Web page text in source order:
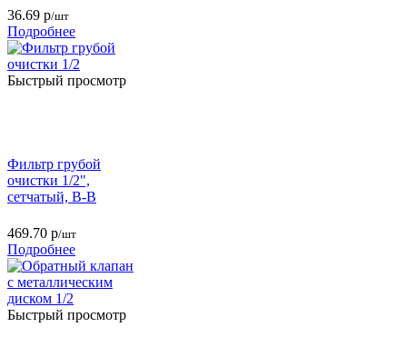
36.69 р/шт
Подробнее
Быстрый просмотр
Фильтр грубой
очистки 1/2",
сетчатый, В-В
469.70 р/шт
Подробнее
Быстрый просмотр